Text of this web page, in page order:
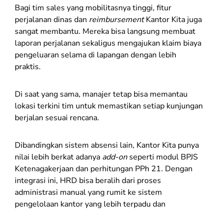
Bagi tim sales yang mobilitasnya tinggi, fitur
perjalanan dinas dan reimbursementKantor Kita juga
sangat membantu. Mereka bisa langsung membuat
laporan perjalanan sekaligus mengajukan klaim biaya
pengeluaran selama di lapangan dengan lebih
praktis.
Di saat yang sama, manajer tetap bisa memantau
lokasi terkini tim untuk memastikan setiap kunjungan
berjalan sesuai rencana.
Dibandingkan sistem absensi lain, Kantor Kita punya
nilai lebih berkat adanya add-onseperti modul BPJS
Ketenagakerjaan dan perhitungan PPh 21. Dengan
integrasi ini, HRD bisa beralih dari proses
administrasi manual yang rumit ke sistem
pengelolaan kantor yang lebih terpadu dan